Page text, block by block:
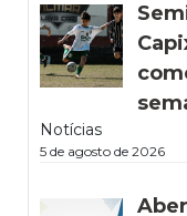
Notícias
5 de agosto de 2026